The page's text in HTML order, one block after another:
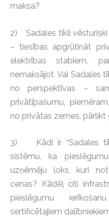
maksa?
2) Sadales tīkli
– tiesības apgrūtināt
elektrības stabiem,
nemaksājot. Vai Sadales
no perspektīvas –
privātīpašumu,
no privātas zemes, pārlikt
3) Kādi ir “Sadales
sistēmu, ka
uzņēmēju loks, kuri
cenas? Kādēļ citi
pieslēgumu
sertificētajiem